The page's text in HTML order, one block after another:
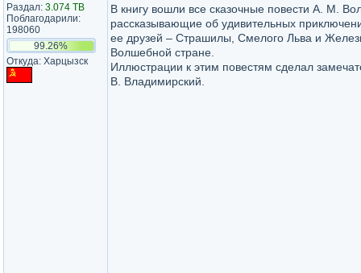
Раздал: 3.074 TB
Поблагодарили:
198060
99.26%
Откуда: Харцызск
В книгу вошли все сказочные повести А. М.
рассказывающие об удивительных
ее друзей – Страшилы, Смелого Льва и
Волшебной стране.
Иллюстрации к этим повестям сделал
В. Владимирский.